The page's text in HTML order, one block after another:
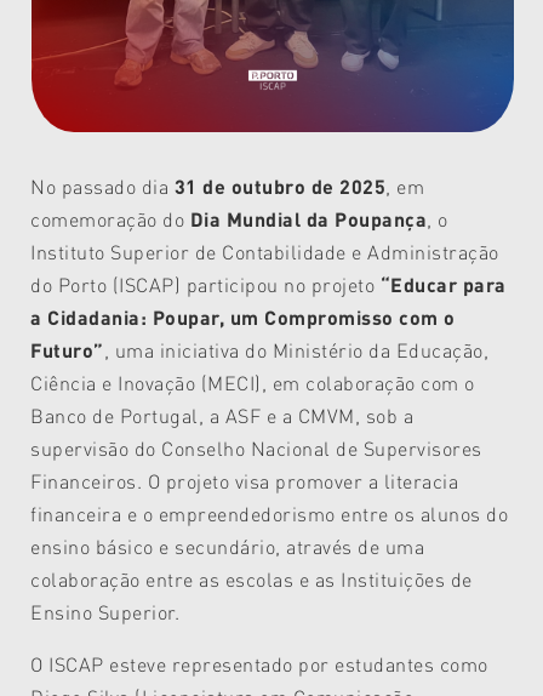
No passado dia 31 de outubro de 2025, em
comemoração do Dia Mundial da Poupança, o
Instituto Superior de Contabilidade e Administração
do Porto (ISCAP) participou no projeto “Educar para
a Cidadania: Poupar, um Compromisso com o
Futuro”, uma iniciativa do Ministério da Educação,
Ciência e Inovação (MECI), em colaboração com o
Banco de Portugal, a ASF e a CMVM, sob a
supervisão do Conselho Nacional de Supervisores
Financeiros. O projeto visa promover a literacia
financeira e o empreendedorismo entre os alunos do
ensino básico e secundário, através de uma
colaboração entre as escolas e as Instituições de
Ensino Superior.
O ISCAP esteve representado por estudantes como